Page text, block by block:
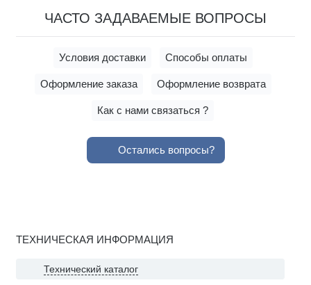
ЧАСТО ЗАДАВАЕМЫЕ ВОПРОСЫ
Условия доставки Способы оплаты
Оформление заказа Оформление возврата
Как с нами связаться ?
Остались вопросы?
ТЕХНИЧЕСКАЯ ИНФОРМАЦИЯ
Технический каталог